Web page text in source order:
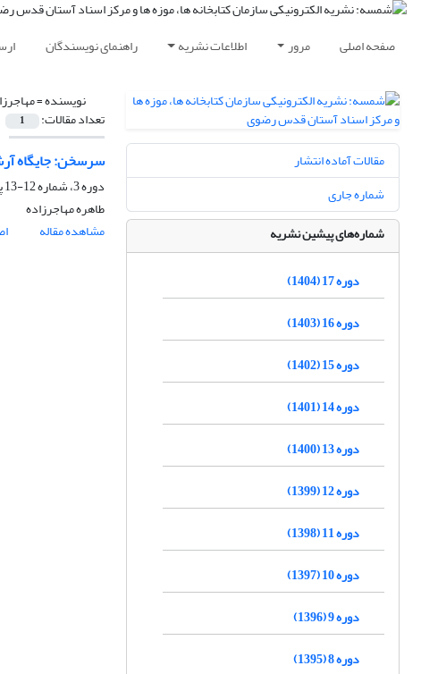
صفحه اصلی مرور اطلاعات نشریه راهنمای نویسندگان
نویسنده =
تعداد مقالات: 1
سرسخن: جایگاه
دوره 3، شماره 12-13 پاییز و زمستان 1390، مهر 1390، صفحه
طاهره مهاجرزاده
مشاهده مقاله
مقالات آماده انتشار
شماره جاری
شماره‌های پیشین نشریه
دوره 17 (1404)
دوره 16 (1403)
دوره 15 (1402)
دوره 14 (1401)
دوره 13 (1400)
دوره 12 (1399)
دوره 11 (1398)
دوره 10 (1397)
دوره 9 (1396)
دوره 8 (1395)